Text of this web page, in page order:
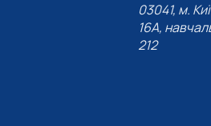
03041, м.
16А,
212